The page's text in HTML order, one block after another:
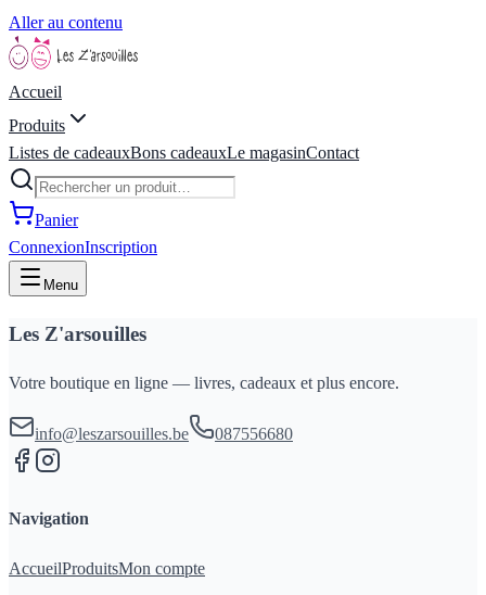
Aller au contenu
Accueil
Produits
Listes de cadeauxBons cadeauxLe magasinContact
Panier
ConnexionInscription
Menu
Les Z'arsouilles
Votre boutique en ligne — livres, cadeaux et plus encore.
info@leszarsouilles.be 087556680
Navigation
AccueilProduitsMon compte